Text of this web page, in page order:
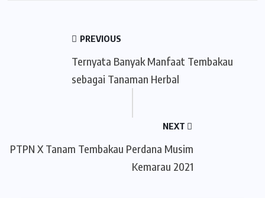
PREVIOUS
Ternyata Banyak Manfaat Tembakau
sebagai Tanaman Herbal
NEXT
PTPN X Tanam Tembakau Perdana Musim
Kemarau 2021